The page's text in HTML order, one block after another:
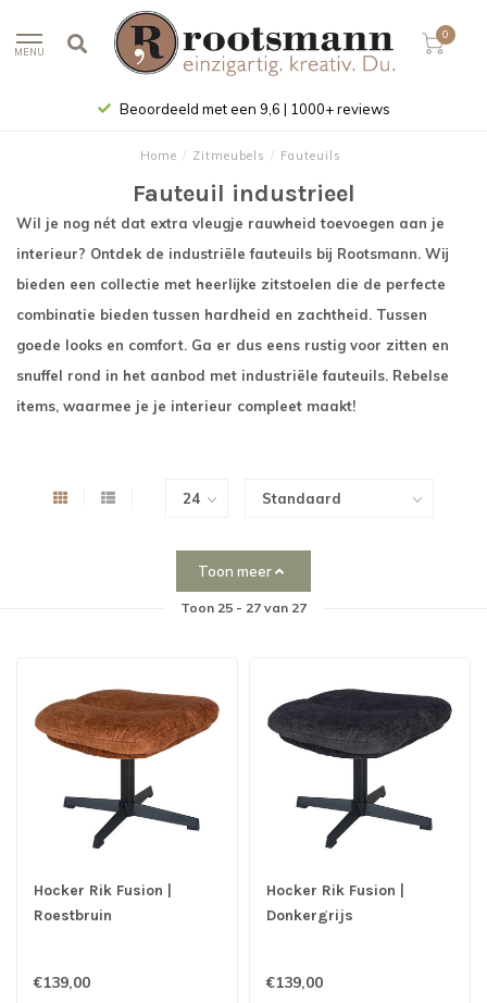
MENU
0
Beoordeeld met een 9,6 | 1000+ reviews
Home / Zitmeubels / Fauteuils
Fauteuil industrieel
Wil je nog nét dat extra vleugje rauwheid toevoegen aan je
interieur? Ontdek de industriële fauteuils bij Rootsmann. Wij
bieden een collectie met heerlijke zitstoelen die de perfecte
combinatie bieden tussen hardheid en zachtheid. Tussen
goede looks en comfort. Ga er dus eens rustig voor zitten en
snuffel rond in het aanbod met industriële fauteuils. Rebelse
items, waarmee je je interieur compleet maakt!
Toon meer
Toon 25 - 27 van 27
Hocker Rik Fusion |
Roestbruin
€139,00
Hocker Rik Fusion |
Donkergrijs
€139,00